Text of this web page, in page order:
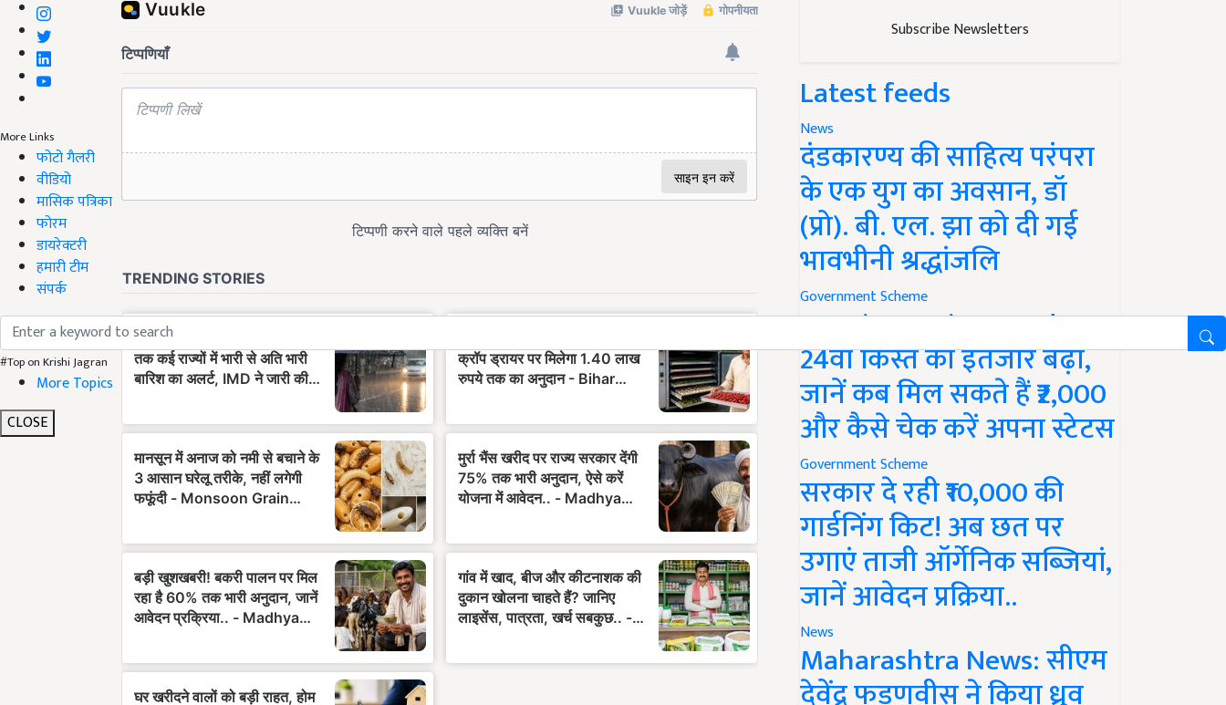
More Links
फोटो गैलरी
वीडियो
मासिक पत्रिका
फोरम
डायरेक्टरी
हमारी टीम
संपर्क
#Top on Krishi Jagran
More Topics
CLOSE
Subscribe Newsletters
Latest feeds
News
दंडकारण्य की साहित्य परंपरा
के एक युग का अवसान, डॉ
(प्रो). बी. एल. झा को दी गई
भावभीनी श्रद्धांजलि
Government Scheme
PM Kisan Yojana Update:
24वीं किस्त का इंतजार बढ़ा,
जानें कब मिल सकते हैं ₹2,000
और कैसे चेक करें अपना स्टेटस
Government Scheme
सरकार दे रही ₹10,000 की
गार्डनिंग किट! अब छत पर
उगाएं ताजी ऑर्गेनिक सब्जियां,
जानें आवेदन प्रक्रिया..
News
Maharashtra News: सीएम